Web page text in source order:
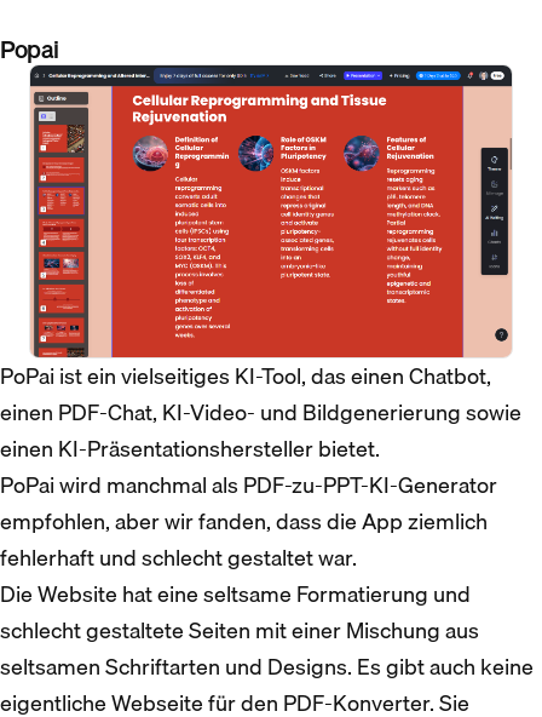
Popai
PoPai ist ein vielseitiges KI-Tool, das einen Chatbot,
einen PDF-Chat, KI-Video- und Bildgenerierung sowie
einen KI-Präsentationshersteller bietet.
PoPai wird manchmal als PDF-zu-PPT-KI-Generator
empfohlen, aber wir fanden, dass die App ziemlich
fehlerhaft und schlecht gestaltet war.
Die Website hat eine seltsame Formatierung und
schlecht gestaltete Seiten mit einer Mischung aus
seltsamen Schriftarten und Designs. Es gibt auch keine
eigentliche Webseite für den PDF-Konverter. Sie